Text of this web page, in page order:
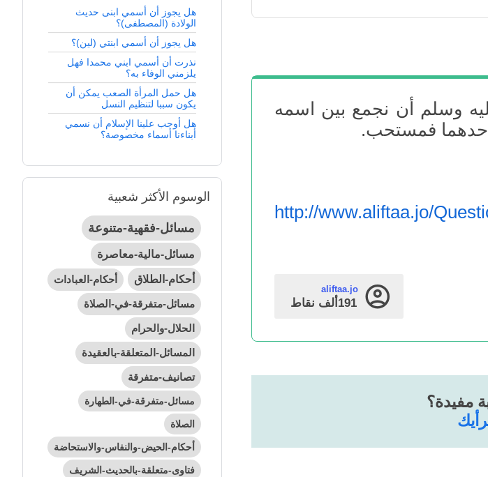
وسلم أن نجمع بين اسمه
أحدهما فمستحب.
http://www.aliftaa.jo/
aliftaa.jo
191ألف نقاط
مفيدة؟
هل يجوز أن أسمي ابنى حديث
الولادة (المصطفى)؟
هل يجوز أن أسمي ابنتي (لين)؟
نذرت أن أسمي ابني محمدا فهل
يلزمني الوفاء به؟
هل حمل المرأة الصعب يمكن أن
يكون سببا لتنظيم النسل
هل أوجب علينا الإسلام أن نسمي
أبناءنا أسماء مخصوصة؟
الوسوم الأكثر شعبية
مسائل-فقهية-متنوعة
مسائل-مالية-معاصرة
أحكام-الطلاق أحكام-العبادات
مسائل-متفرقة-في-الصلاة
الحلال-والحرام
المسائل-المتعلقة-بالعقيدة
تصانيف-متفرقة
مسائل-متفرقة-في-الطهارة
الصلاة
أحكام-الحيض-والنفاس-والاستحاضة
فتاوى-متعلقة-بالحديث-الشريف